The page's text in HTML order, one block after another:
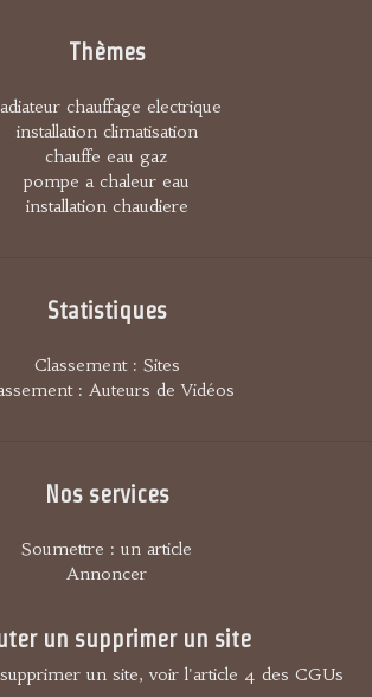
Thèmes
chauffage electrique
installation climatisation
chauffe eau gaz
pompe a chaleur eau
installation chaudiere
Statistiques
Classement : Sites
: Auteurs de Vidéos
Nos services
Soumettre : un article
Annoncer
un supprimer un site
un site, voir l'article 4 des CGUs